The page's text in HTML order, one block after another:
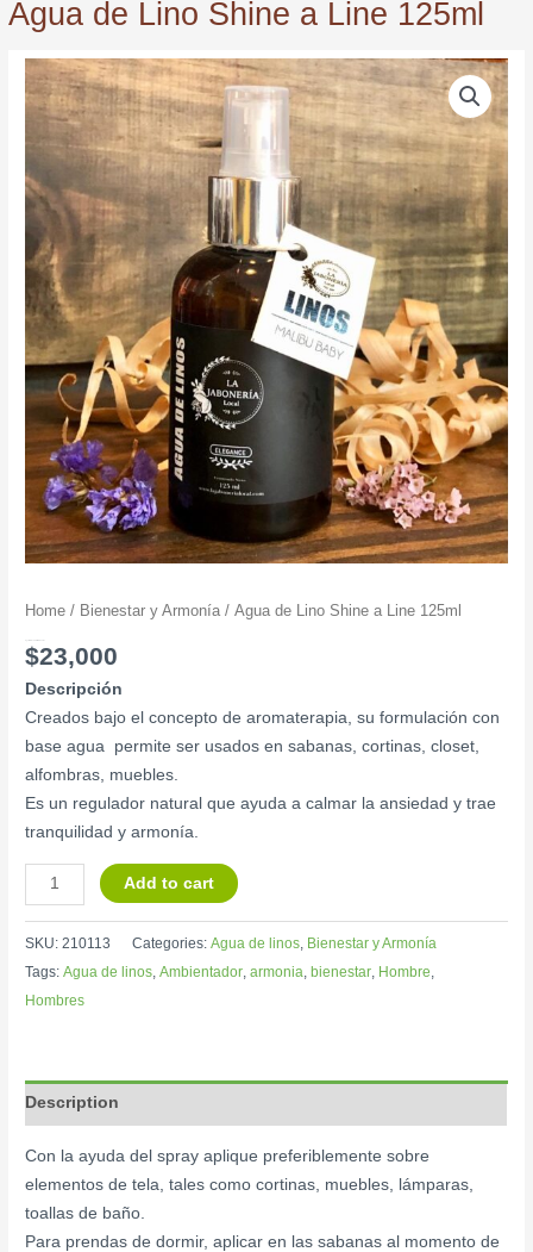
Agua de Lino Shine a Line 125ml
Home / Bienestar y Armonía / Agua de Lino Shine a Line 125ml
$23,000
Descripción
Creados bajo el concepto de aromaterapia, su formulación con
base agua permite ser usados en sabanas, cortinas, closet,
alfombras, muebles.
Es un regulador natural que ayuda a calmar la ansiedad y trae
tranquilidad y armonía.
Agua
de
Lino
Shine
a
Line
125ml
quantity
Add to cart
SKU:210113 Categories:Agua de linos, Bienestar y Armonía
Tags:Agua de linos,Ambientador,armonia, bienestar, Hombre,
Hombres
Description
Con la ayuda del spray aplique preferiblemente sobre
elementos de tela, tales como cortinas, muebles, lámparas,
toallas de baño.
Para prendas de dormir, aplicar en las sabanas al momento de